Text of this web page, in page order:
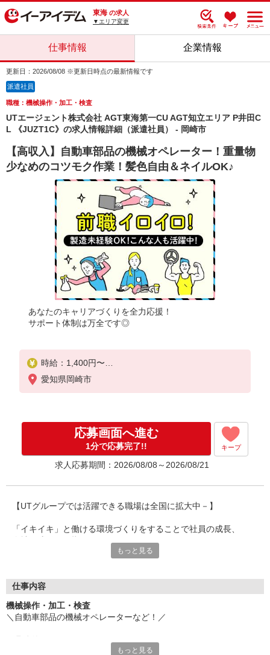
東海 の求人
▼エリア変更
仕事情報 企業情報
更新日：2026/08/08 ※更新日時点の最新情報です
派遣社員
職種：機械操作・加工・検査
UTエージェント株式会社 AGT東海第一CU AGT知立エリア P井田C
L 《JUZT1C》の求人情報詳細（派遣社員） - 岡崎市
【高収入】自動車部品の機械オペレーター！重量物
少なめのコツモク作業！髪色自由＆ネイルOK♪
あなたのキャリアづくりを全力応援！
サポート体制は万全です◎
時給：1,400円〜
月収例：288,000円（時給×7.5H実働×20日稼働＋各
種手当）
愛知県岡崎市
応募画面へ進む
1分で応募完了!! キープ
求人応募期間：2026/08/08～2026/08/21
【UTグループでは活躍できる職場は全国に拡大中－】
「イキイキ」と働ける環境づくりをすることで社員の成長、
資格を取ってより幅広く活躍するもよし。
サブマネージャー・マネージャーへとキャリアアップを目指すも
よし。
社員一人ひとりのビジョン、意欲によりキャリアパスは大きく広
もっと見る
仕事内容
機械操作・加工・検査
＼自動車部品の機械オペレーターなど！／
もっと見る